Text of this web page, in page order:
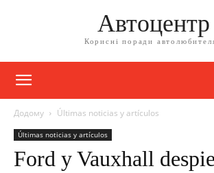
Автоцентр
Корисні поради
Додому Últimas noticias y artículos
Últimas noticias y artículos
Ford y Vauxhall